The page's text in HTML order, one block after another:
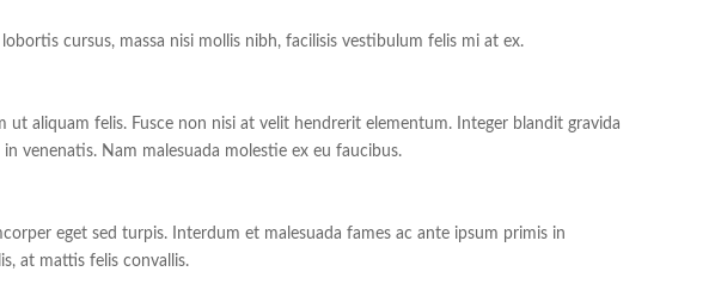
cursus, massa nisi mollis nibh, facilisis vestibulum felis mi at ex.
aliquam felis. Fusce non nisi at velit hendrerit elementum. Integer blandit gravida
venenatis. Nam malesuada molestie ex eu faucibus.
eget sed turpis. Interdum et malesuada fames ac ante ipsum primis in
at mattis felis convallis.